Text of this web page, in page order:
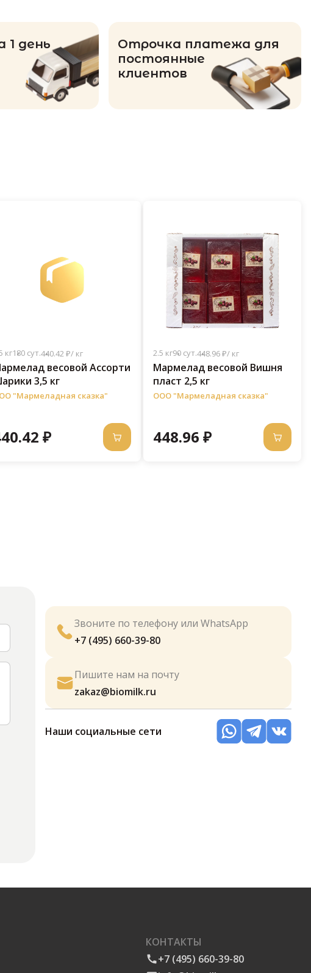
1 день
Отрочка платежа для
постоянные
клиентов
кг180 сут.440.42 ₽/ кг
весовой Ассорти
3,5 кг
"Мармеладная сказка"
₽
2.5 кг90 сут.448.96 ₽/ кг
Мармелад весовой Вишня
пласт 2,5 кг
ООО "Мармеладная сказка"
448.96 ₽
Звоните по телефону или WhatsApp
+7 (495) 660-39-80
Пишите нам на почту
zakaz@biomilk.ru
Наши социальные сети
КОНТАКТЫ
+7 (495) 660-39-80